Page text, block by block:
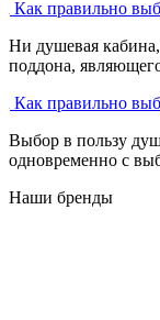
Как правильно
Ни душевая
поддона,
Как правильно
Выбор в пользу
одновременно с
Наши бренды